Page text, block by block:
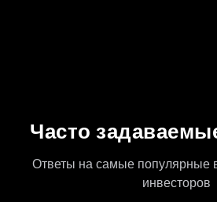
Часто
Ответы на самые популярные
инвесторов